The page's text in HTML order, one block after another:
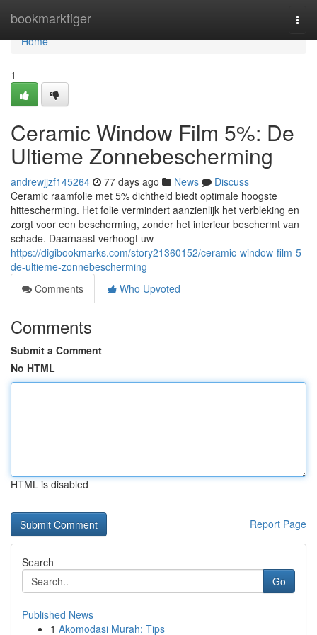
bookmarktiger
Home
Home
1
Ceramic Window Film 5%: De
Ultieme Zonnebescherming
andrewjjzf145264 77 days ago News
Discuss
Ceramic raamfolie met 5% dichtheid biedt optimale hoogste
hittescherming. Het folie vermindert aanzienlijk het verbleking en
zorgt voor een bescherming, zonder het interieur beschermt van
schade. Daarnaast verhoogt uw
https://digibookmarks.com/story21360152/ceramic-window-film-5-
de-ultieme-zonnebescherming
Comments
Who Upvoted
Comments
Submit a Comment
No HTML
HTML is disabled
Report Page
Search
Go
Published News
1 Akomodasi Murah: Tips